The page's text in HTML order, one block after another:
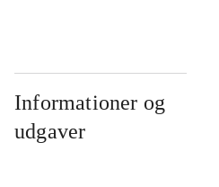
Informationer og
udgaver